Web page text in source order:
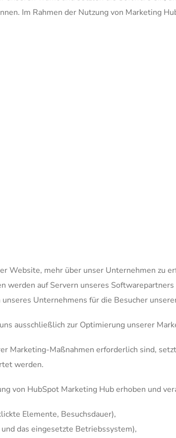
Im Rahmen der Nutzung von Marketing
Website, mehr über unser Unternehmen zu
werden auf Servern unseres
Unternehmens für die Besucher
ausschließlich zur Optimierung unserer
Marketing-Maßnahmen erforderlich sind,
werden.
von HubSpot Marketing Hub erhoben und
Elemente, Besuchsdauer),
das eingesetzte Betriebssystem),